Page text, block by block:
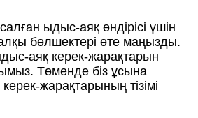
ыдыс-аяқ өндірісі үшін
бөлшектері өте маңызды.
аяқ керек-жарақтарын
Төменде біз ұсына
жарақтарының тізімі